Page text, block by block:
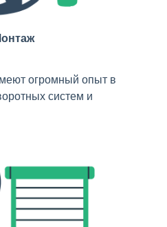
огромный опыт в
систем и